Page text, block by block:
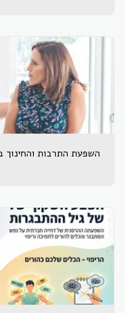
השפעת התרבות והחינוך